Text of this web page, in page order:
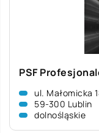
PSF
ul. Małomicka
59-300 Lublin
dolnośląskie